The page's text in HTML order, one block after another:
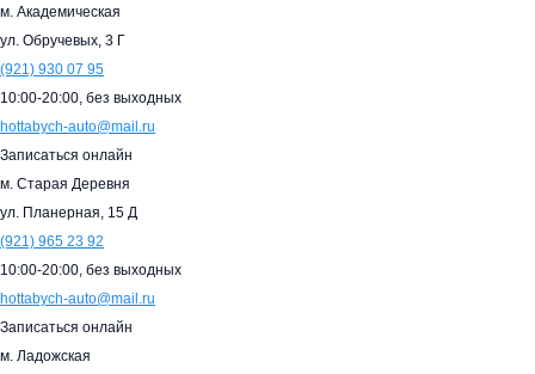
м. Академическая
ул. Обручевых, 3 Г
(921) 930 07 95
10:00-20:00, без выходных
hottabych-auto@mail.ru
Записаться онлайн
м. Старая Деревня
ул. Планерная, 15 Д
(921) 965 23 92
10:00-20:00, без выходных
hottabych-auto@mail.ru
Записаться онлайн
м. Ладожская